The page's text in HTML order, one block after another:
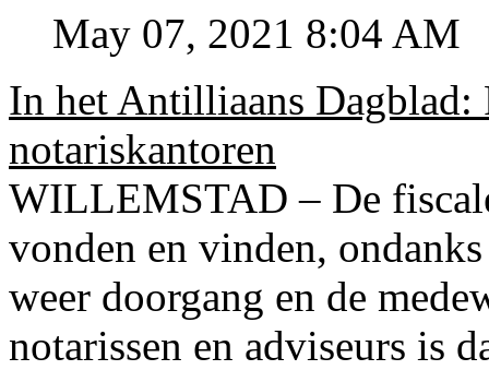
May 07, 2021 8:04 AM
In het Antilliaans Dagblad:
notariskantoren
WILLEMSTAD – De
vonden en vinden,
weer doorgang en de
notarissen en adviseurs is